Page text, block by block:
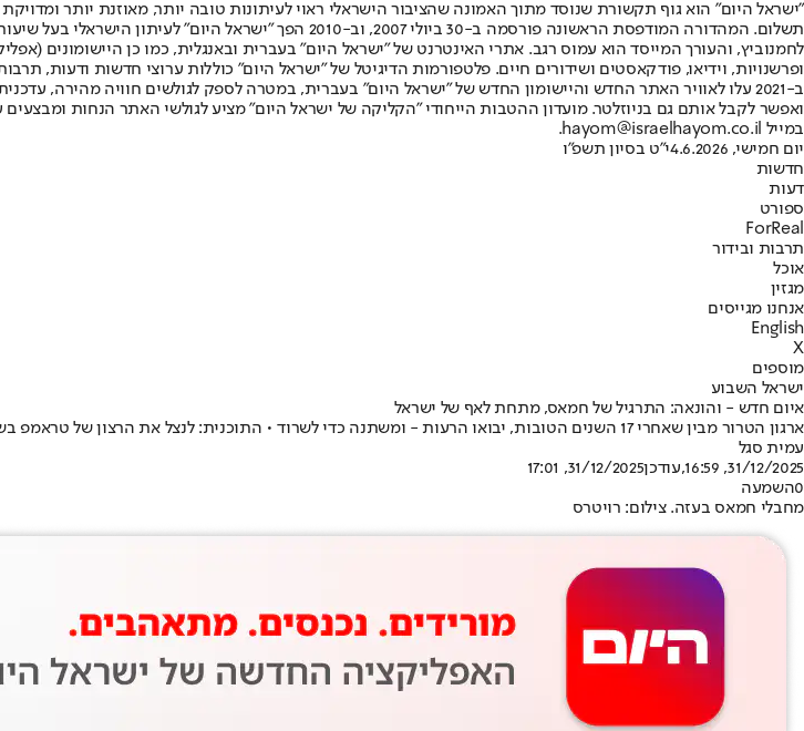
"ישראל היום" הוא גוף תקשורת שנוסד מתוך האמונה שהציבור הישראלי ראוי לעיתונות טובה יותר, מאוזנת יותר
תשלום. המהדורה המודפסת הראשונה פורסמה ב-30 ביולי 2007, וב-
ופרשנויות, וידיאו, פודקאסטים ושידורים חיים. פלטפורמות הדיגיטל של "ישראל היום" כוללות ערוצי חדשות ודעות,
ב-2021 עלו לאוויר האתר החדש והיישומון החדש של "ישראל היום" בעברית, במטרה לספק לגולשים חוויה מהירה,
ואפשר לקבל אותם גם בניוזלטר. מועדון ההטבות הייחודי "הקליקה של ישראל היום" מציע לגולשי האתר הנחות
במייל hayom@israelhayom.co.il.
יום חמישי, 4.6.2026
י"ט בסיון תשפ"ו
חדשות
דעות
ספורט
ForReal
תרבות ובידור
אוכל
מגזין
אנחנו מגייסים
English
X
מוספים
ישראל השבוע
איום חדש - והונאה: התרגיל של חמאס, מתחת לאף של ישראל
ארגון הטרור מבין שאחרי 17 השנים הטובות, יבואו הרעות - ומשתנה כדי לשרוד • התוכנית: לנצל את הרצון של טראמפ בשקט והישגים, ולהתעצם בחשאי • הצרה היא שיש מי שקונים את השקר
עמית סגל
31/12/2025, 16:59
,עודכן31/12/2025, 17:01
0השמעה
מחבלי חמאס בעזה. צילום: רויטרס